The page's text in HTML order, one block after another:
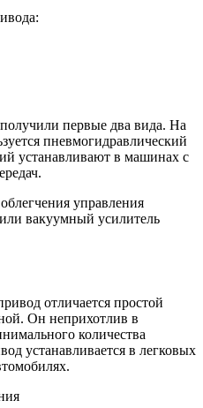
первые два вида. На
пневмогидравлический
устанавливают в машинах с
управления
вакуумный усилитель
отличается простой
Он неприхотлив в
количества
устанавливается в легковых